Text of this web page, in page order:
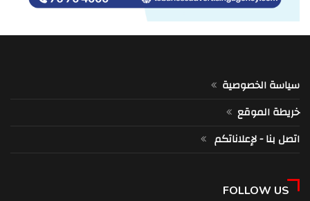
سياسة الخصوصية
خريطة الموقع
اتصل بنا - لإعلاناتكم
FOLLOW US